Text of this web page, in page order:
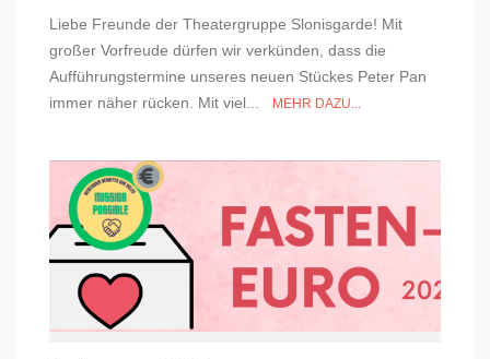
Liebe Freunde der Theatergruppe Slonisgarde! Mit
großer Vorfreude dürfen wir verkünden, dass die
Aufführungstermine unseres neuen Stückes Peter Pan
immer näher rücken. Mit viel...
MEHR DAZU...